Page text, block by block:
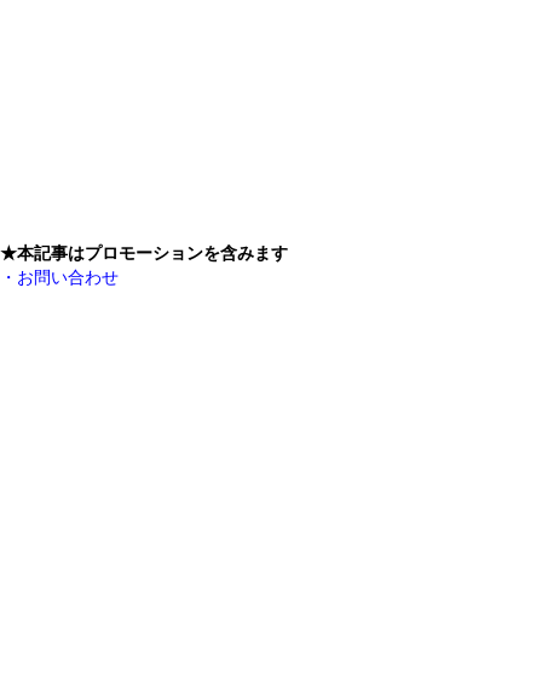
★本記事はプロモーションを含みます
・お問い合わせ